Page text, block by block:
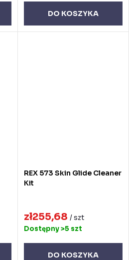
DO KOSZYKA
REX 573 Skin Glide Cleaner
Kit
zł255,68 / szt
Dostępny>5 szt
DO KOSZYKA